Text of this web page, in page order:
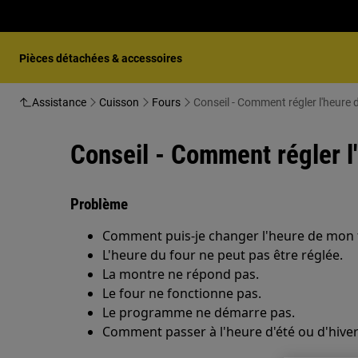
Pièces détachées & accessoires
Assistance Cuisson Fours Conseil - Comment régler l'heure
Conseil - Comment régler
Problème
Comment puis-je changer l'heure de mon
L'heure du four ne peut pas être réglée.
La montre ne répond pas.
Le four ne fonctionne pas.
Le programme ne démarre pas.
Comment passer à l'heure d'été ou